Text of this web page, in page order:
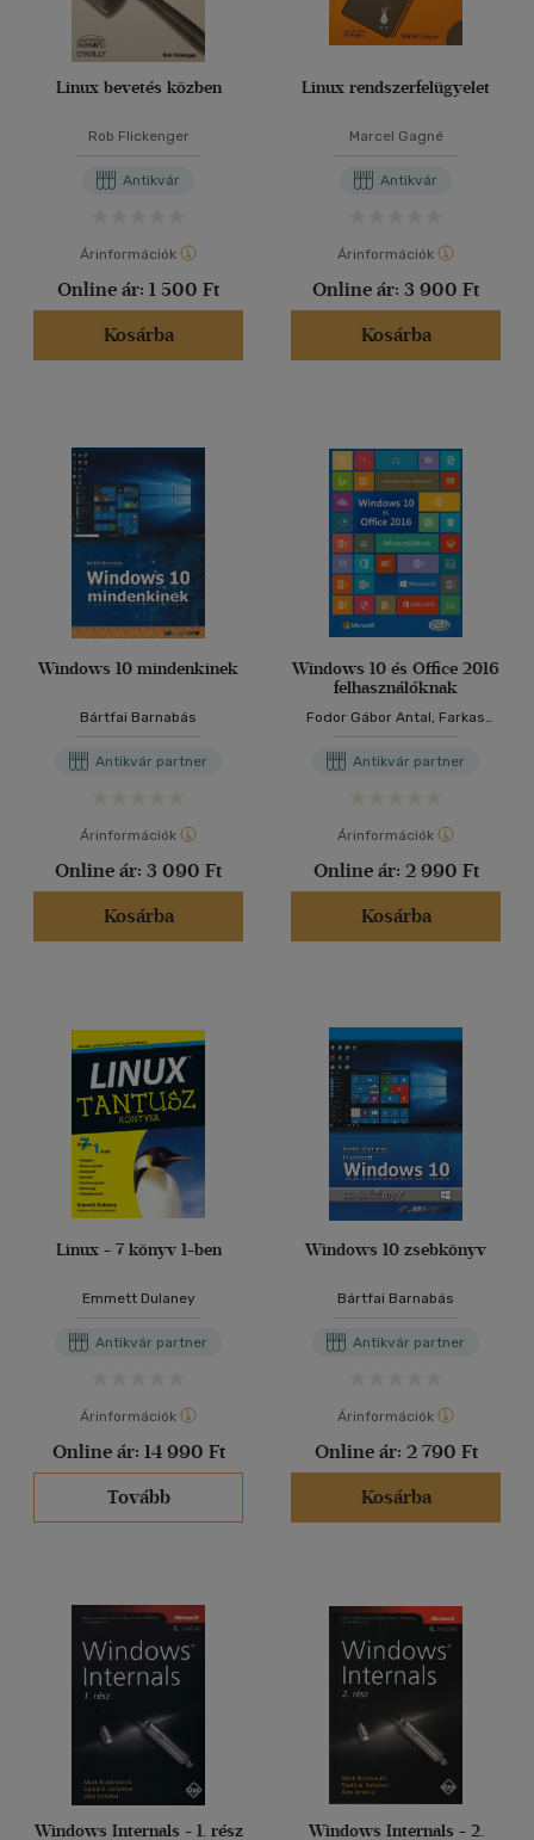
Linux bevetés közben
Rob Flickenger
Antikvár
Árinformációk
Online ár: 1 500 Ft
Kosárba
Linux rendszerfelügyelet
Marcel Gagné
Antikvár
Árinformációk
Online ár: 3 900 Ft
Kosárba
Windows 10 mindenkinek
Bártfai Barnabás
Antikvár partner
Árinformációk
Online ár: 3 090 Ft
Kosárba
Windows 10 és Office 2016
felhasználóknak
Fodor Gábor Antal, Farkas
Antikvár partner
Árinformációk
Online ár: 2 990 Ft
Kosárba
Linux - 7 könyv 1-ben
Emmett Dulaney
Antikvár partner
Árinformációk
Online ár: 14 990 Ft
Tovább
Windows 10 zsebkönyv
Bártfai Barnabás
Antikvár partner
Árinformációk
Online ár: 2 790 Ft
Kosárba
Windows Internals - 1. rész Windows Internals - 2.